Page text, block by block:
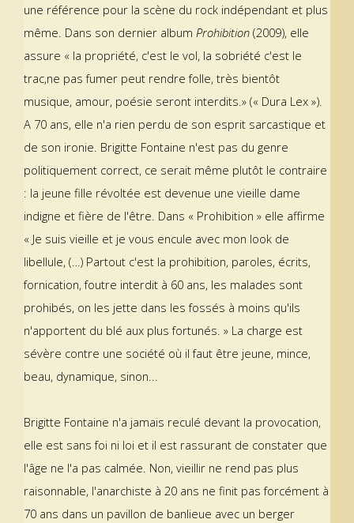
une référence pour la scène du rock indépendant et plus
même. Dans son dernier album Prohibition (2009), elle
assure « la propriété, c'est le vol, la sobriété c'est le
trac,ne pas fumer peut rendre folle, très bientôt
musique, amour, poésie seront interdits.» (« Dura Lex »).
A 70 ans, elle n'a rien perdu de son esprit sarcastique et
de son ironie. Brigitte Fontaine n'est pas du genre
politiquement correct, ce serait même plutôt le contraire
: la jeune fille révoltée est devenue une vieille dame
indigne et fière de l'être. Dans « Prohibition » elle affirme
« Je suis vieille et je vous encule avec mon look de
libellule, (…) Partout c'est la prohibition, paroles, écrits,
fornication, foutre interdit à 60 ans, les malades sont
prohibés, on les jette dans les fossés à moins qu'ils
n'apportent du blé aux plus fortunés. » La charge est
sévère contre une société où il faut être jeune, mince,
beau, dynamique, sinon...
Brigitte Fontaine n'a jamais reculé devant la provocation,
elle est sans foi ni loi et il est rassurant de constater que
l'âge ne l'a pas calmée. Non, vieillir ne rend pas plus
raisonnable, l'anarchiste à 20 ans ne finit pas forcément à
70 ans dans un pavillon de banlieue avec un berger